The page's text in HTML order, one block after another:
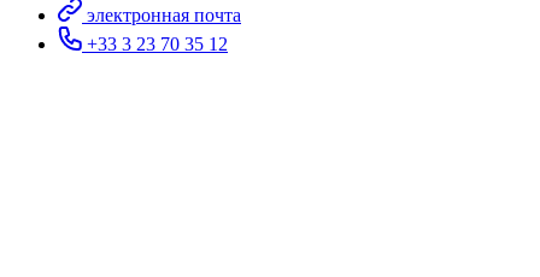
электронная почта
+33 3 23 70 35 12